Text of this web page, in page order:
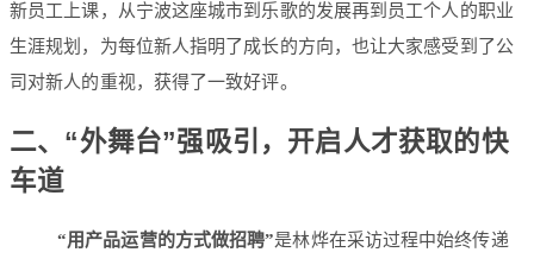
新员工上课，从宁波这座城市到乐歌的发展再到员工个人的职业
生涯规划，为每位新人指明了成长的方向，也让大家感受到了公
司对新人的重视，获得了一致好评。
二、“外舞台”强吸引，开启人才获取的快
车道
“用产品运营的方式做招聘”是林烨在采访过程中始终传递